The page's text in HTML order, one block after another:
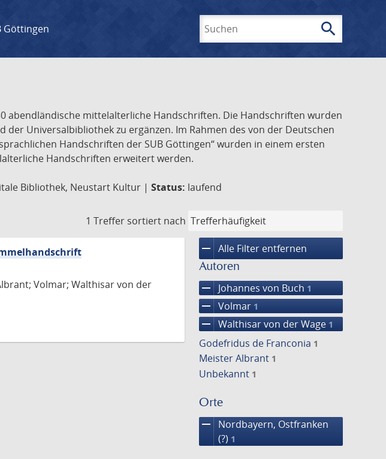
Göttingen search
abendländische mittelalterliche Handschriften. Die Handschriften wurden
Universalbibliothek zu ergänzen. Im Rahmen des von der Deutschen
Handschriften der SUB Göttingen“ wurden in einem ersten
Handschriften erweitert werden.
Bibliothek, Neustart Kultur | Status: laufend
1 Treffer sortiert nach
remove Alle Filter entfernen
Autoren
remove Johannes von Buch 1
remove Volmar 1
remove Walthisar von der Wage 1
Godefridus de Franconia 1
Meister Albrant 1
Unbekannt 1
Orte
remove
Nordbayern, Ostfranken
(?) 1
Volmar; Walthisar von der